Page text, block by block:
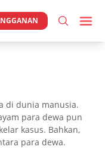
di dunia manusia.
para dewa pun
kasus. Bahkan,
para dewa.